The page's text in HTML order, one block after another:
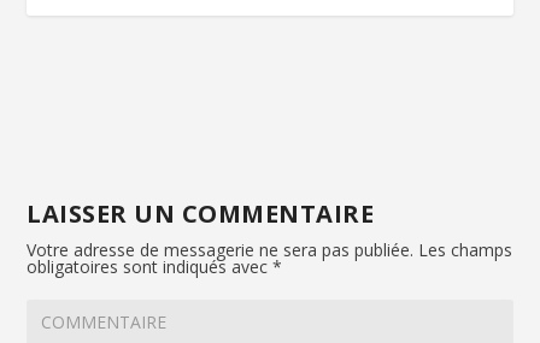
LAISSER UN COMMENTAIRE
Votre adresse de messagerie ne sera pas publiée. Les champs
obligatoires sont indiqués avec*